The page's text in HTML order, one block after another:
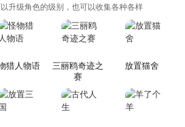
升级角色的级别，也可以收集各种各样
猎人物语
三丽鸥奇迹之
赛
放置猫舍